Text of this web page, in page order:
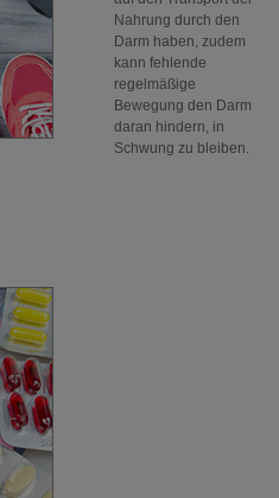
Nahrung durch den
Darm haben, zudem
kann fehlende
regelmäßige
Bewegung den Darm
daran hindern, in
Schwung zu bleiben.